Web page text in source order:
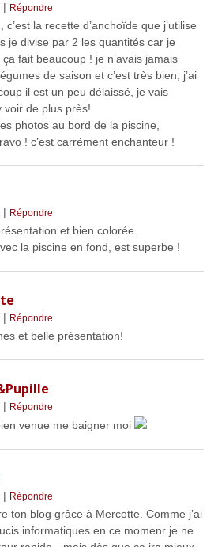
| Répondre
c’est la recette d’anchoïde que j’utilise
je divise par 2 les quantités car je
fait beaucoup ! je n’avais jamais
de saison et c’est très bien, j’ai
il est un peu délaissé, je vais
voir de plus près!
photos au bord de la piscine,
! c’est carrément enchanteur !
| Répondre
et bien colorée.
la piscine en fond, est superbe !
| Répondre
et belle présentation!
| Répondre
venue me baigner moi
| Répondre
ton blog grâce à Mercotte. Comme j’ai
informatiques en ce momenr je ne